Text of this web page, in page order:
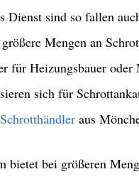
Dienst sind so fallen
Mengen an
für Heizungsbauer oder
sich für
Schrotthändler aus
bietet bei größeren